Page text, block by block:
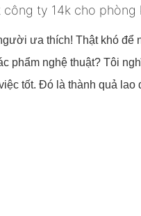
ưa thích! Thật khó để
phẩm nghệ thuật? Tôi
tốt. Đó là thành quả